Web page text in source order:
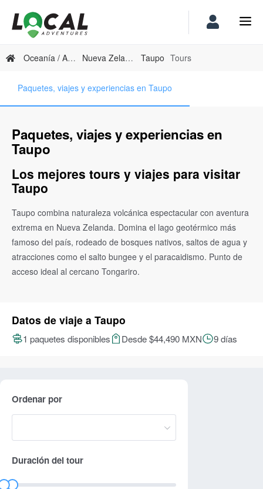
Oceanía / Australia Nueva Zelanda Taupo Tours
Paquetes, viajes y experiencias en Taupo
Paquetes, viajes y experiencias en
Taupo
Los mejores tours y viajes para visitar
Taupo
Taupo combina naturaleza volcánica espectacular con aventura
extrema en Nueva Zelanda. Domina el lago geotérmico más
famoso del país, rodeado de bosques nativos, saltos de agua y
atracciones como el salto bungee y el paracaidismo. Punto de
acceso ideal al cercano Tongariro.
Datos de viaje a Taupo
1 paquetes disponibles Desde $44,490 MXN 9 días
Ordenar por
Duración del tour